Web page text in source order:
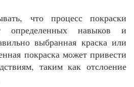
что процесс покраски
определенных навыков и
выбранная краска или
покраска может привести
таким как отслоение